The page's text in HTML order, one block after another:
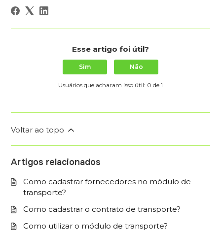
Esse artigo foi útil?
Sim Não
Usuários que acharam isso útil: 0 de 1
Voltar ao topo
Artigos relacionados
Como cadastrar fornecedores no módulo de
transporte?
Como cadastrar o contrato de transporte?
Como utilizar o módulo de transporte?